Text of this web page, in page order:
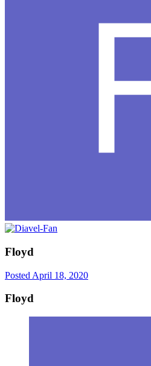
Floyd
Posted April 18, 2020
Floyd